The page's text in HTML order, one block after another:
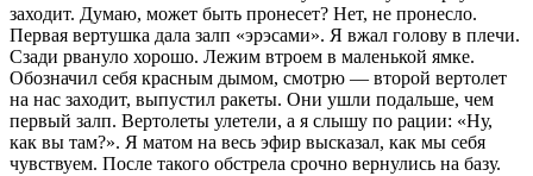
заходит. Думаю, может быть пронесет? Нет, не пронесло.
Первая вертушка дала залп «эрэсами». Я вжал голову в плечи.
Сзади рвануло хорошо. Лежим втроем в маленькой ямке.
Обозначил себя красным дымом, смотрю — второй вертолет
на нас заходит, выпустил ракеты. Они ушли подальше, чем
первый залп. Вертолеты улетели, а я слышу по рации: «Ну,
как вы там?». Я матом на весь эфир высказал, как мы себя
чувствуем. После такого обстрела срочно вернулись на базу.